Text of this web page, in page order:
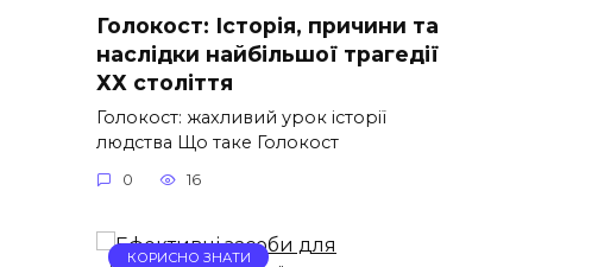
Голокост: Історія, причини та
наслідки найбільшої трагедії
ХХ століття
Голокост: жахливий урок історії
людства Що таке Голокост
0 16
КОРИСНО ЗНАТИ